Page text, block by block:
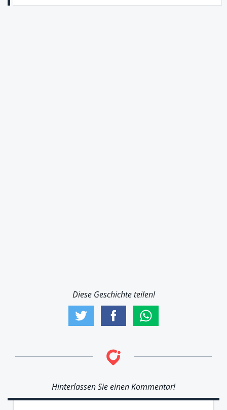
Diese Geschichte teilen!
Hinterlassen Sie einen Kommentar!